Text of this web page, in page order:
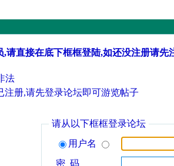
,请直接在底下框框登陆,如还没注册请先
法
注册,请先登录论坛即可游览帖子
请从以下框框登录论坛
用户名
密 码